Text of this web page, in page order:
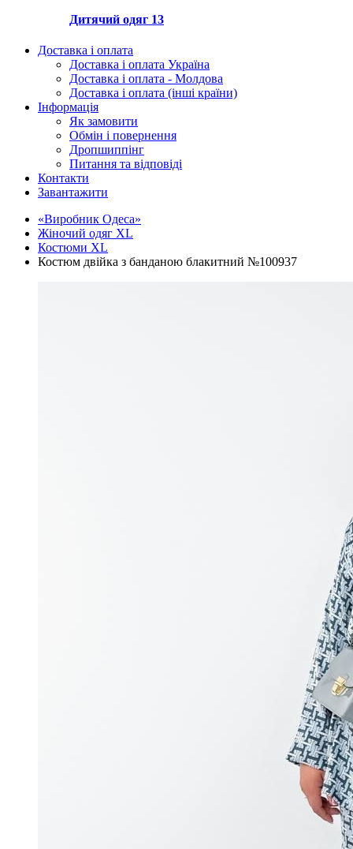
Дитячий одяг 13
Доставка і оплата
Доставка і оплата Україна
Доставка і оплата - Молдова
Доставка і оплата (інші країни)
Інформація
Як замовити
Обмін і повернення
Дропшиппінг
Питання та відповіді
Контакти
Завантажити
«Виробник Одеса»
Жіночий одяг XL
Костюми XL
Костюм двійка з банданою блакитний №100937